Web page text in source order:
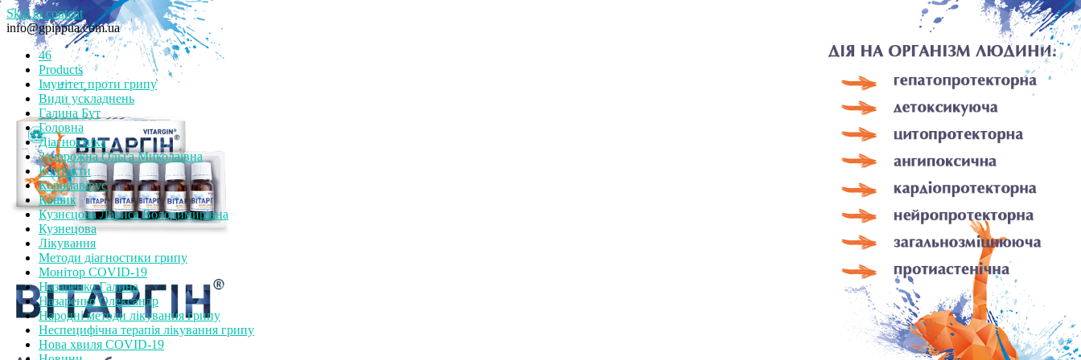
Skip to content
info@gpippua.com.ua
46
Products
Імунітет проти грипу
Види ускладнень
Галина Бут
Головна
Діагностика
Задорожна Ольга Миколаївна
Контакти
Коронавірус
Кошик
Кузнєцова Лариса Володимирівна
Кузнецова
Лікування
Методи діагностики грипу
Монітор СOVID-19
Назаренко Галина
Назаренко Олександр
Народні методи лікування грипу
Неспецифічна терапія лікування грипу
Нова хвиля COVID-19